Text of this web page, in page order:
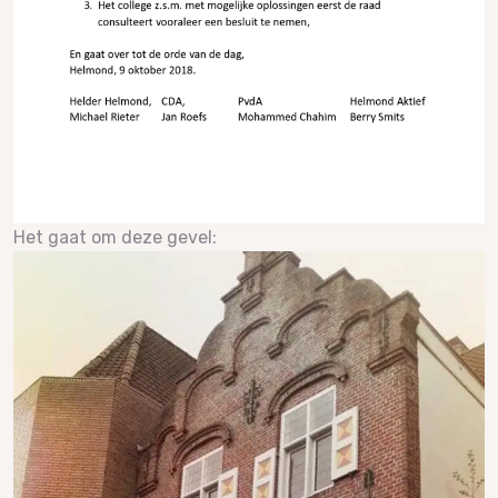
Het gaat om deze gevel: